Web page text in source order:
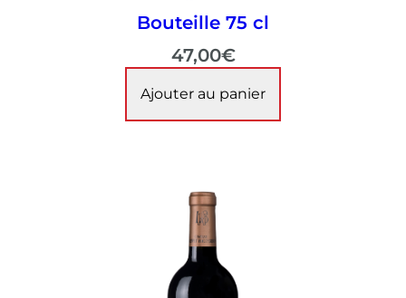
Bouteille 75 cl
47,00€
Ajouter au panier